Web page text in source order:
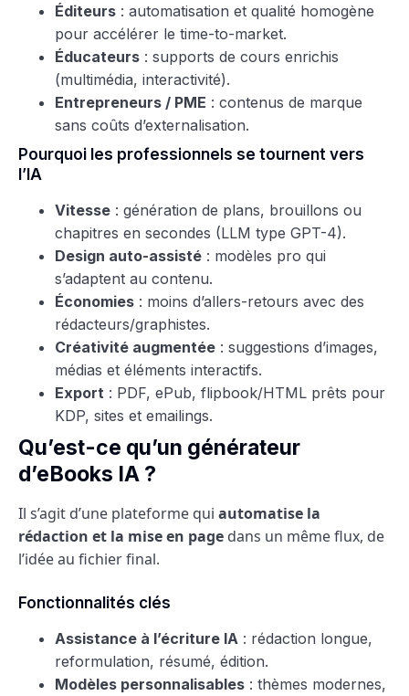
Éditeurs : automatisation et qualité homogène
pour accélérer le time-to-market.
Éducateurs : supports de cours enrichis
(multimédia, interactivité).
Entrepreneurs / PME : contenus de marque
sans coûts d’externalisation.
Pourquoi les professionnels se tournent vers
l’IA
Vitesse : génération de plans, brouillons ou
chapitres en secondes (LLM type GPT-4).
Design auto-assisté : modèles pro qui
s’adaptent au contenu.
Économies : moins d’allers-retours avec des
rédacteurs/graphistes.
Créativité augmentée : suggestions d’images,
médias et éléments interactifs.
Export : PDF, ePub, flipbook/HTML prêts pour
KDP, sites et emailings.
Qu’est-ce qu’un générateur
d’eBooks IA ?
Il s’agit d’une plateforme qui automatise la
rédaction et la mise en page dans un même flux, de
l’idée au fichier final.
Fonctionnalités clés
Assistance à l’écriture IA : rédaction longue,
reformulation, résumé, édition.
Modèles personnalisables : thèmes modernes,